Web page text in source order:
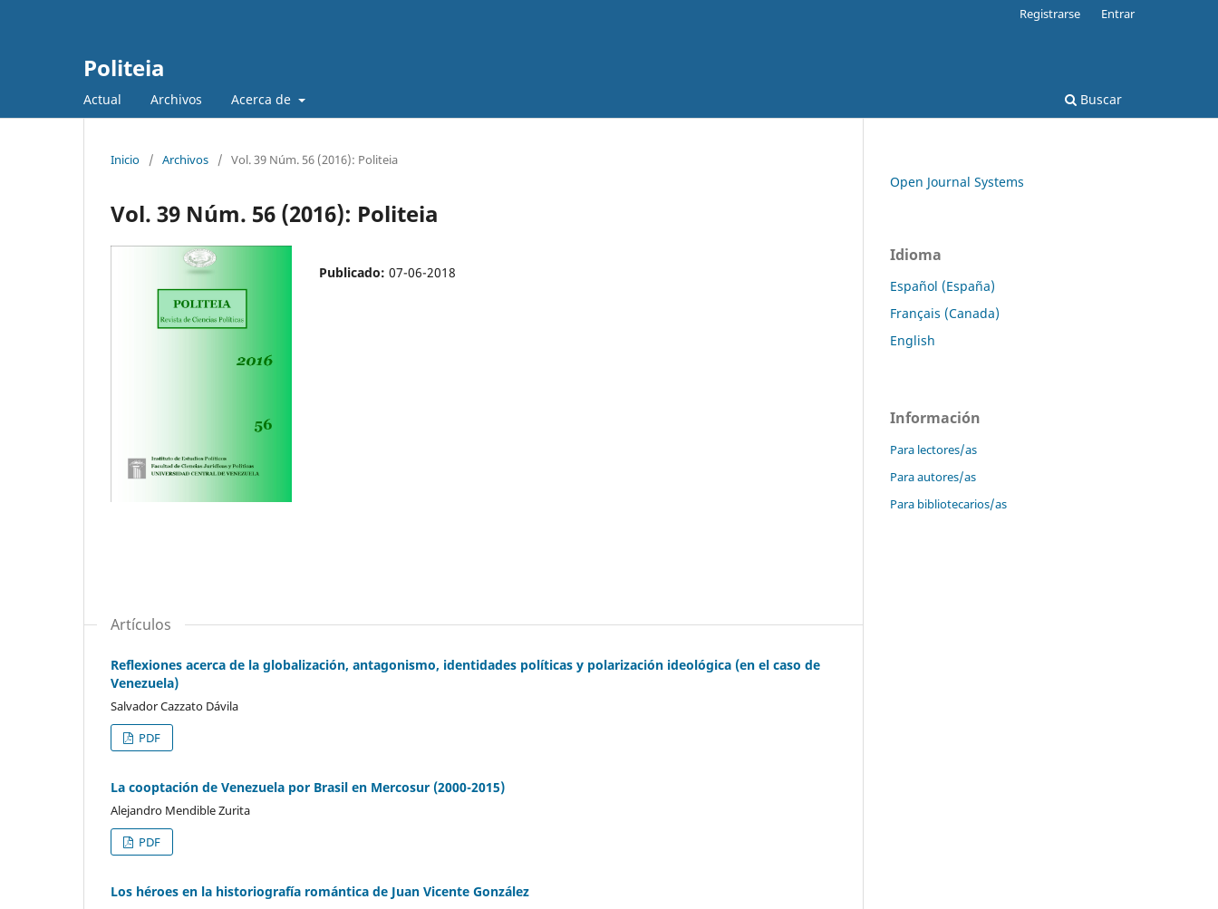
Politeia
Actual Archivos Acerca de Buscar
Registrarse Entrar
Inicio / Archivos / Vol. 39 Núm. 56 (2016): Politeia
Vol. 39 Núm. 56 (2016): Politeia
Publicado: 07-06-2018
Artículos
Reflexiones acerca de la globalización, antagonismo, identidades políticas y polarización ideológica (en el caso de
Venezuela)
Salvador Cazzato Dávila
PDF
La cooptación de Venezuela por Brasil en Mercosur (2000-2015)
Alejandro Mendible Zurita
PDF
Los héroes en la historiografía romántica de Juan Vicente González
Open Journal Systems
Idioma
Español (España)
Français (Canada)
English
Información
Para lectores/as
Para autores/as
Para bibliotecarios/as